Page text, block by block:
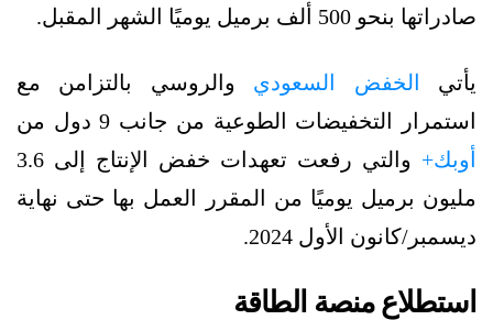
صادراتها بنحو 500 ألف برميل يوميًا الشهر المقبل.
يأتي الخفض السعودي والروسي بالتزامن مع
استمرار التخفيضات الطوعية من جانب 9 دول من
أوبك+
والتي رفعت تعهدات خفض الإنتاج إلى 3.6
مليون برميل يوميًا من المقرر العمل بها حتى نهاية
ديسمبر/كانون الأول 2024.
استطلاع منصة الطاقة